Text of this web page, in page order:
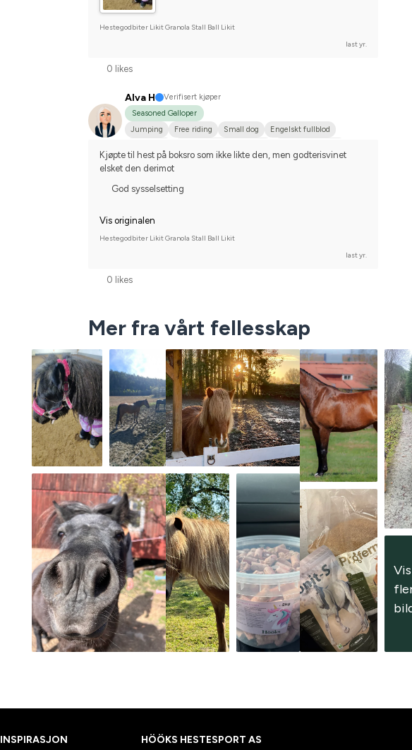
Hestegodbiter Likit Granola Stall Ball Likit
last yr.
0 likes
Alva H
Verifisert kjøper
Seasoned Galloper
Jumping
Free riding Small dog
Engelskt fullblod
Kjøpte til hest på boksro som ikke likte den, men godterisvinet
elsket den derimot
God sysselsetting
Vis originalen
Hestegodbiter Likit Granola Stall Ball Likit
last yr.
0 likes
Mer fra vårt fellesskap
Vis
INSPIRASJON HÖÖKS HESTESPORT AS